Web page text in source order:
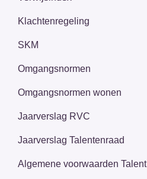
Klachtenregeling
SKM
Omgangsnormen
Omgangsnormen wonen
Jaarverslag RVC
Jaarverslag Talentenraad
Algemene voorwaarden Talent